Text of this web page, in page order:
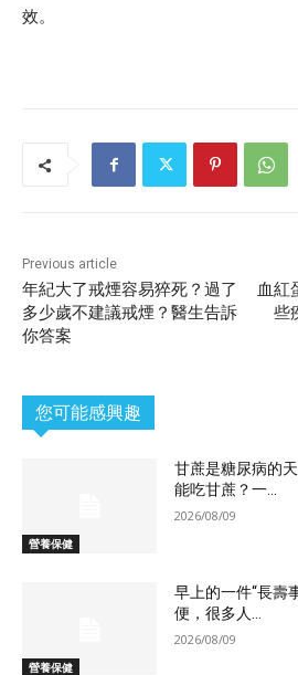
效。
Previous article
年紀大了戒煙容易猝死？過了
多少歲不建議戒煙？醫生告訴
你答案
血紅
些
您可能感興趣
營養保健
甘蔗是糖尿病的
能吃甘蔗？一...
2026/08/09
營養保健
早上的一件“長壽
便，很多人...
2026/08/09